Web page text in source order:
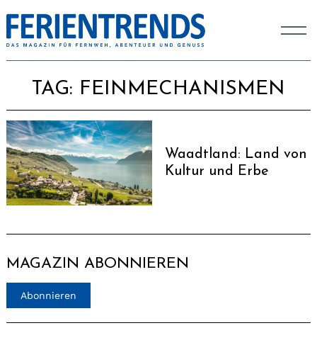
TAG: FEINMECHANISMEN
Waadtland: Land von
Kultur und Erbe
MAGAZIN ABONNIEREN
Abonnieren